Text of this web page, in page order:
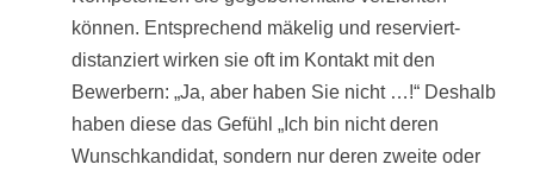
können. Entsprechend mäkelig und reserviert-
distanziert wirken sie oft im Kontakt mit den
Bewerbern: „Ja, aber haben Sie nicht …!“ Deshalb
haben diese das Gefühl „Ich bin nicht deren
Wunschkandidat, sondern nur deren zweite oder